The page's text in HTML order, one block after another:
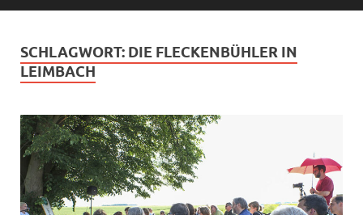
SCHLAGWORT: DIE FLECKENBÜHLER IN
LEIMBACH